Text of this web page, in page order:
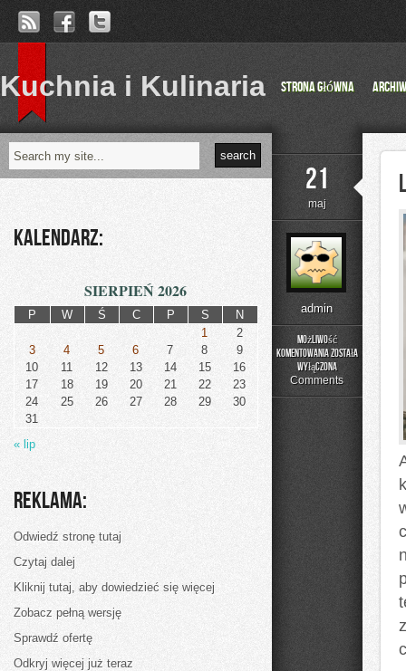
Kuchnia i Kulinaria Strona główna
21
maj
admin
Możliwość
komentowania
Laboratorium
została
wyłączona
Comments
Kalendarz:
SIERPIEŃ 2026
P W Ś C P S
N
1
2
3
4 5 6 7 8
9
10
11 12 13 14 15
16
17
18 19 20 21 22
23
24
25 26 27 28 29
30
31
« lip
Reklama:
Odwiedź stronę tutaj
Czytaj dalej
Kliknij tutaj, aby dowiedzieć się więcej
Zobacz pełną wersję
Sprawdź ofertę
Odkryj więcej już teraz